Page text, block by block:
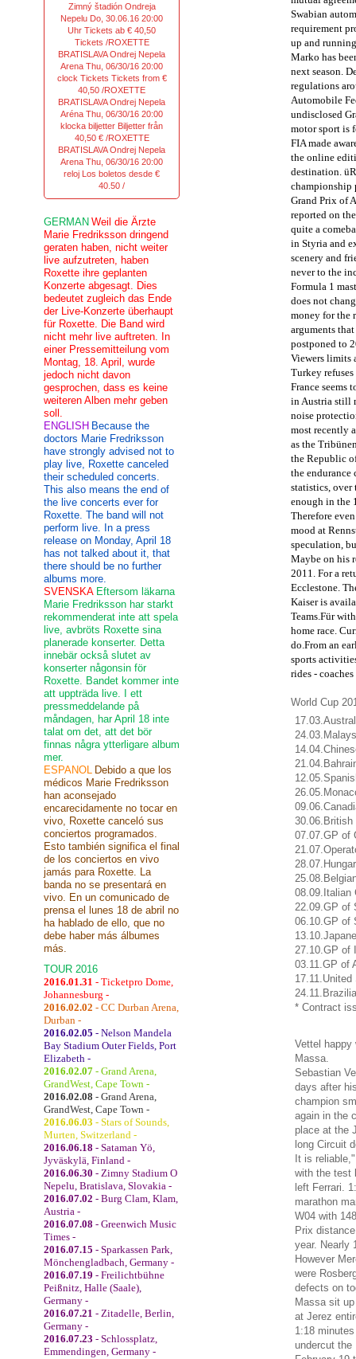
Swabian
requirement
up and
Marko has
next season.
regulations
Automobile
undisclosed
motor sport is
FIA ​​made
the online
destination.
championship
Grand Prix of
reported on
quite a
in Styria and
scenery and
never to the
Formula 1
does not
money for the
arguments
postponed to
Viewers limits
Turkey
France seems
in Austria still
noise
most recently
as the
the Republic
the endurance
statistics, over
enough in the
Therefore
mood at
speculation,
Maybe on his
2011. For a
Ecclestone.
Kaiser is
Teams.Für
home race.
do.From an
sports
rides -
World Cup
17.03.
24.03.
14.04.
21.04.
12.05.
26.05.
09.06.
30.06. British
07.07.GP of
21.07.
28.07.
25.08.
08.09. Italian
22.09.GP of
06.10.GP of
13.10.
27.10.GP of
03.11.GP of
17.11.United
24.11.
* Contract
Vettel happy
Massa.
Sebastian
days after
champion
again in the
place at the
long Circuit
It is
with the test
left Ferrari.
marathon
W04 with
Prix
year. Nearly
However
were
defects on
Massa sit
at Jerez
1:18
undercut the
Zimný štadión Ondreja
Nepelu Do, 30.06.16 20:00
Uhr Tickets ab € 40,50
Tickets /ROXETTE
BRATISLAVA Ondrej Nepela
Arena Thu, 06/30/16 20:00
clock Tickets Tickets from €
40,50 /ROXETTE
BRATISLAVA Ondrej Nepela
Aréna Thu, 06/30/16 20:00
klocka biljetter Biljetter från
40,50 € /ROXETTE
BRATISLAVA Ondrej Nepela
Arena Thu, 06/30/16 20:00
reloj Los boletos desde €
40.50 /
GERMAN Weil die Ärzte
Marie Fredriksson dringend
geraten haben, nicht weiter
live aufzutreten, haben
Roxette ihre geplanten
Konzerte abgesagt. Dies
bedeutet zugleich das Ende
der Live-Konzerte überhaupt
für Roxette. Die Band wird
nicht mehr live auftreten. In
einer Pressemitteilung vom
Montag, 18. April, wurde
jedoch nicht davon
gesprochen, dass es keine
weiteren Alben mehr geben
soll.
ENGLISH Because the
doctors Marie Fredriksson
have strongly advised not to
play live, Roxette canceled
their scheduled concerts.
This also means the end of
the live concerts ever for
Roxette. The band will not
perform live. In a press
release on Monday, April 18
has not talked about it, that
there should be no further
albums more.
SVENSKA Eftersom läkarna
Marie Fredriksson har starkt
rekommenderat inte att spela
live, avbröts Roxette sina
planerade konserter. Detta
innebär också slutet av
konserter någonsin för
Roxette. Bandet kommer inte
att uppträda live. I ett
pressmeddelande på
måndagen, har April 18 inte
talat om det, att det bör
finnas några ytterligare album
mer.
ESPANOL Debido a que los
médicos Marie Fredriksson
han aconsejado
encarecidamente no tocar en
vivo, Roxette canceló sus
conciertos programados.
Esto también significa el final
de los conciertos en vivo
jamás para Roxette. La
banda no se presentará en
vivo. En un comunicado de
prensa el lunes 18 de abril no
ha hablado de ello, que no
debe haber más álbumes
más.
TOUR 2016
2016.01.31 - Ticketpro Dome,
Johannesburg -
2016.02.02 - CC Durban Arena,
Durban -
2016.02.05 - Nelson Mandela
Bay Stadium Outer Fields, Port
Elizabeth -
2016.02.07 - Grand Arena,
GrandWest, Cape Town -
2016.02.08 - Grand Arena,
GrandWest, Cape Town -
2016.06.03 - Stars of Sounds,
Murten, Switzerland -
2016.06.18 - Sataman Yö,
Jyväskylä, Finland -
2016.06.30 - Zimny Stadium O
Nepelu, Bratislava, Slovakia -
2016.07.02 - Burg Clam, Klam,
Austria -
2016.07.08 - Greenwich Music
Times -
2016.07.15 - Sparkassen Park,
Mönchengladbach, Germany -
2016.07.19 - Freilichtbühne
Peißnitz, Halle (Saale),
Germany -
2016.07.21 - Zitadelle, Berlin,
Germany -
2016.07.23 - Schlossplatz,
Emmendingen, Germany -